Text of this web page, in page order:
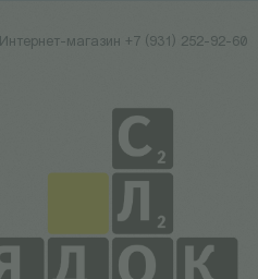
Интернет-магазин +7 (931) 252-92-60